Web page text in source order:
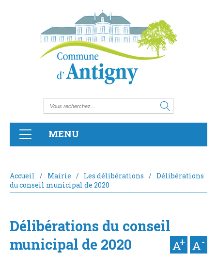
MENU
Accueil / Mairie / Les délibérations / Délibérations
du conseil municipal de 2020
Délibérations du conseil
municipal de 2020